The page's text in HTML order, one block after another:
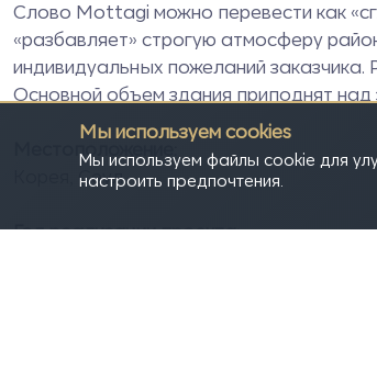
Слово Mottagi можно перевести как
«разбавляет» строгую атмосферу
индивидуальных пожеланий
Основной объем здания приподнят
Местоположение:
Корея, Сеул
Год реализации проекта:
Мы используем cookies
Мы используем файлы cookie для
настроить предпочтения.